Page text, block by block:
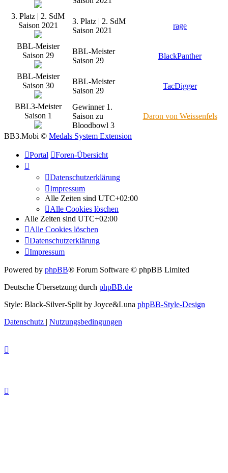
3. Platz | 2. SdM
Saison 2021
3. Platz | 2. SdM
Saison 2021
rage
BBL-Meister
Saison 29
BBL-Meister
Saison 29
BlackPanther
BBL-Meister
Saison 30
BBL-Meister
Saison 29
TacDigger
BBL3-Meister
Saison 1
Gewinner 1.
Saison zu
Bloodbowl 3
Daron von Weissenfels
BB3.Mobi © Medals System Extension
Portal Foren-Übersicht
Datenschutzerklärung
Impressum
Alle Zeiten sind UTC+02:00
Alle Cookies löschen
Alle Zeiten sind UTC+02:00
Alle Cookies löschen
Datenschutzerklärung
Impressum
Powered by phpBB® Forum Software © phpBB Limited
Deutsche Übersetzung durch phpBB.de
Style: Black-Silver-Split by Joyce&Luna phpBB-Style-Design
Datenschutz | Nutzungsbedingungen